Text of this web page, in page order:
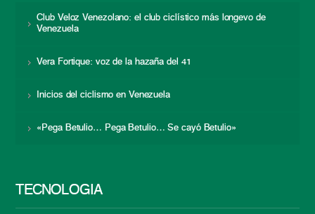
Club Veloz Venezolano: el club ciclístico más longevo de
Venezuela
Vera Fortique: voz de la hazaña del 41
Inicios del ciclismo en Venezuela
«Pega Betulio… Pega Betulio… Se cayó Betulio»
TECNOLOGÍA